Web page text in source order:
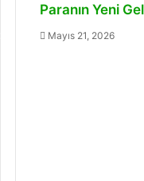
Paranın Yeni
Mayıs 21, 2026